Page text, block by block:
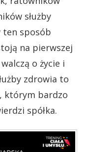
służby
ten sposób
na pierwszej
o życie i
zdrowia to
którym bardzo
spółka.